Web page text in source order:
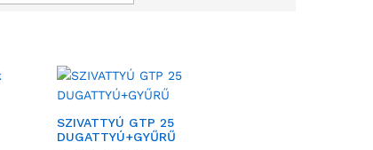
SZIVATTYÚ GTP 25
DUGATTYÚ+GYŰRŰ